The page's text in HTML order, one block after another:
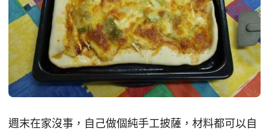
週末在家沒事，自己做個純手工披薩，材料都可以自